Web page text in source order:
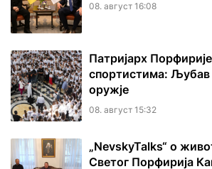
08. август 16:08
Патријарх
спортистима: Љубав
оружје
08. август 15:32
„NevskyTalks“ о
Светог Порфирија